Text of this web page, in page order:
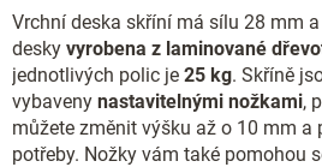
r
v
k
y
v
ý
p
Vrchní deska skříní má sílu 28 mm
desky vyrobena z laminované
jednotlivých polic je 25 kg. Skříně
vybaveny nastavitelnými nožkami,
můžete změnit výšku až o 10 mm a
potřeby. Nožky vám také pomohou